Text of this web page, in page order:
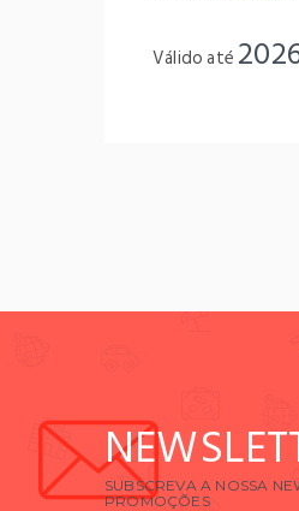
Válido até
SUBSCREVA A NOSSA
PROMOÇÕES